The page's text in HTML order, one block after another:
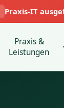
Praxis-IT
Praxis &
Leistungen